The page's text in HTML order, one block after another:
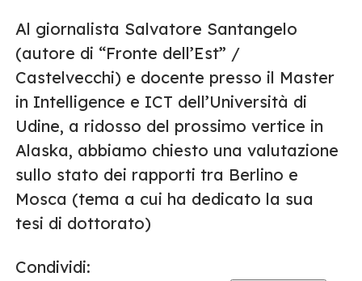
Al giornalista Salvatore Santangelo
(autore di “Fronte dell’Est” /
Castelvecchi) e docente presso il Master
in Intelligence e ICT dell’Università di
Udine, a ridosso del prossimo vertice in
Alaska, abbiamo chiesto una valutazione
sullo stato dei rapporti tra Berlino e
Mosca (tema a cui ha dedicato la sua
tesi di dottorato)
Condividi: